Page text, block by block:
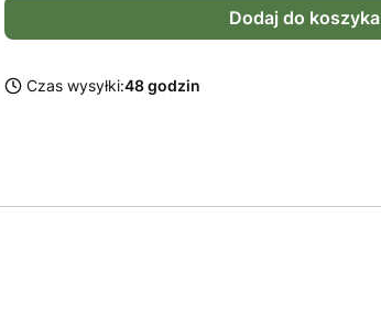
Dodaj do koszyka
Czas wysyłki:48 godzin